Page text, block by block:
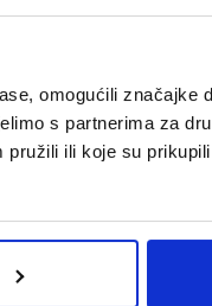
omogućili značajke
s partnerima za
ili koje su
autora